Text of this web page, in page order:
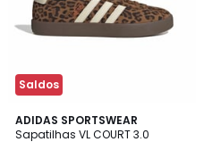
Saldos
ADIDAS SPORTSWEAR
Sapatilhas VL COURT 3.0
4,8
/ 5